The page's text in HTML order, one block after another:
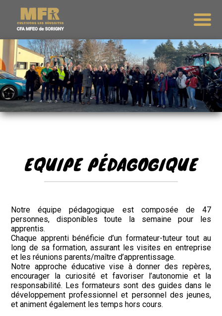
EQUIPE PÉDAGOGIQUE
Notre équipe pédagogique est composée de 47
personnes, disponibles toute la semaine pour les
apprentis.
Chaque apprenti bénéficie d’un formateur-tuteur tout au
long de sa formation, assurant les visites en entreprise
et les réunions parents/maître d’apprentissage.
Notre approche éducative vise à donner des repères,
encourager la curiosité et favoriser l’autonomie et la
responsabilité. Les formateurs sont des guides dans le
développement professionnel et personnel des jeunes,
et animent également les temps hors cours.